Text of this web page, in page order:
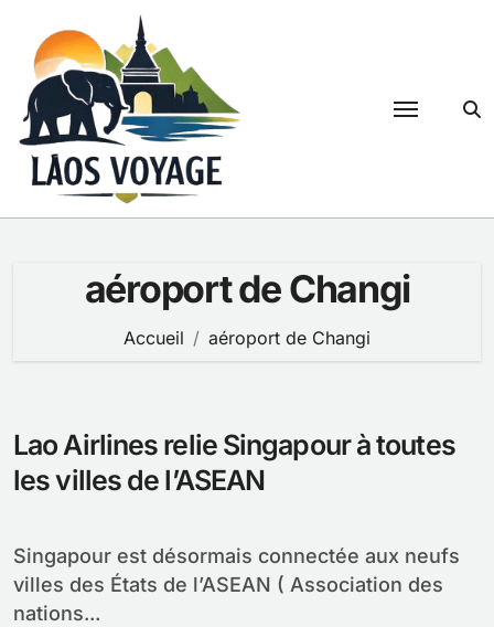
contenu
aéroport de Changi
Accueil aéroport de Changi
Lao Airlines relie Singapour à toutes
les villes de l’ASEAN
Singapour est désormais connectée aux neufs
villes des États de l’ASEAN ( Association des
nations...